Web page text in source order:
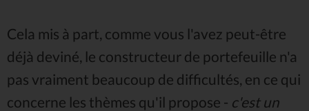
Cela mis à part, comme vous l'avez peut-être
déjà deviné, le constructeur de portefeuille n'a
pas vraiment beaucoup de difficultés, en ce qui
concerne les thèmes qu'il propose - c'est un